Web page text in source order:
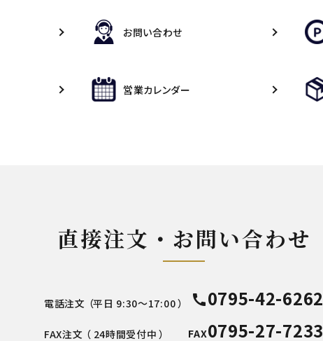
お問い合わせ
営業カレンダー
直接注文・お問い合わせ
電話注文 （平日 9:30～17:00 ） call0795-42-6262
FAX注文 （ 24時間受付中 ） FAX0795-27-7233